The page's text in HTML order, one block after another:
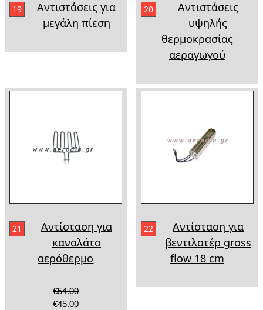
19
Αντιστάσεις για
μεγάλη πίεση
20
Αντιστάσεις
υψηλής
θερμοκρασίας
αεραγωγού
21
Αντίσταση για
καναλάτο
αερόθερμο
€54.00
€45.00
22
Αντίσταση για
βεντιλατέρ gross
flow 18 cm